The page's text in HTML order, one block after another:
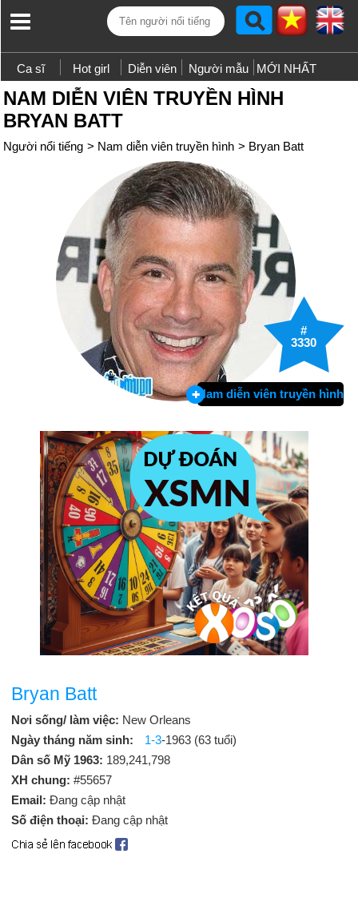
Ca sĩ Hot girl Diễn viên Người mẫu MỚI NHẤT
NAM DIỄN VIÊN TRUYỀN HÌNH
BRYAN BATT
Người nổi tiếng > Nam diễn viên truyền hình > Bryan Batt
#
3330
Nam diễn viên truyền hình
Bryan Batt
Nơi sống/ làm việc: New Orleans
Ngày tháng năm sinh:
1-3-1963 (63 tuổi)
Dân số Mỹ 1963: 189,241,798
XH chung: #55657
Email: Đang cập nhật
Số điện thoại: Đang cập nhật